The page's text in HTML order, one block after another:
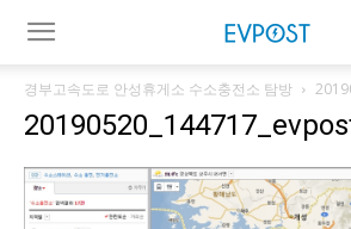
경부고속도로 안성휴게소 수소충전소 탐방